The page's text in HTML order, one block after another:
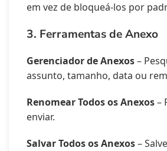
em vez de bloqueá-los por
3. Ferramentas de Anexo
Gerenciador de Anexos–
assunto, tamanho, data ou
Renomear Todos os Anexos–
enviar.
Salvar Todos os Anexos–